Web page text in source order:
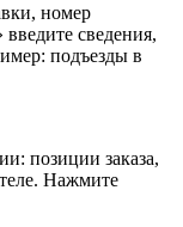
номер
сведения,
подъезды в
позиции заказа,
Нажмите